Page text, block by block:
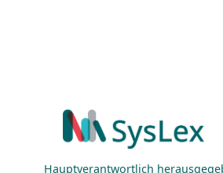
Hauptverantwortlich